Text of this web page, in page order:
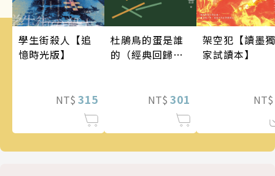
學生街殺人【追
憶時光版】
NT$ 315
杜鵑鳥的蛋是誰
的（經典回歸
NT$ 301
架空犯【讀墨獨
家試讀本】
NT$